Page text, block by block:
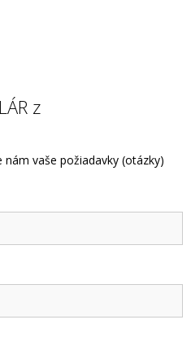
z
vaše požiadavky (otázky)